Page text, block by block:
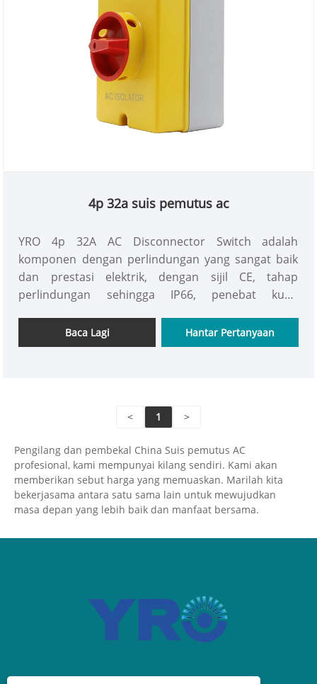
4p 32a suis pemutus ac
YRO 4p 32A AC Disconnector Switch adalah
komponen dengan perlindungan yang sangat baik
dan prestasi elektrik, dengan sijil CE, tahap
perlindungan sehingga IP66, penebat kuat,
untuk pelbagai kawalan litar persekitaran basah,
luaran dan lain
Baca Lagi Hantar Pertanyaan
< 1 >
Pengilang dan pembekal China Suis pemutus AC
profesional, kami mempunyai kilang sendiri. Kami akan
memberikan sebut harga yang memuaskan. Marilah kita
bekerjasama antara satu sama lain untuk mewujudkan
masa depan yang lebih baik dan manfaat bersama.